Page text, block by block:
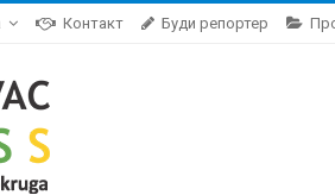
Контакт Буди репортер